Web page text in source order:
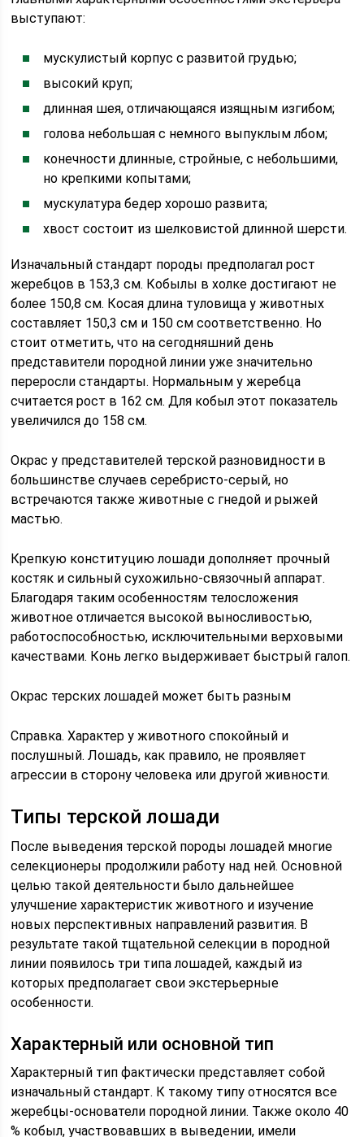
выступают:
мускулистый корпус с развитой грудью;
высокий круп;
длинная шея, отличающаяся изящным изгибом;
голова небольшая с немного выпуклым лбом;
конечности длинные, стройные, с небольшими,
но крепкими копытами;
мускулатура бедер хорошо развита;
хвост состоит из шелковистой длинной шерсти.
Изначальный стандарт породы предполагал рост
жеребцов в 153,3 см. Кобылы в холке достигают не
более 150,8 см. Косая длина туловища у животных
составляет 150,3 см и 150 см соответственно. Но
стоит отметить, что на сегодняшний день
представители породной линии уже значительно
переросли стандарты. Нормальным у жеребца
считается рост в 162 см. Для кобыл этот показатель
увеличился до 158 см.
Окрас у представителей терской разновидности в
большинстве случаев серебристо-серый, но
встречаются также животные с гнедой и рыжей
мастью.
Крепкую конституцию лошади дополняет прочный
костяк и сильный сухожильно-связочный аппарат.
Благодаря таким особенностям телосложения
животное отличается высокой выносливостью,
работоспособностью, исключительными верховыми
качествами. Конь легко выдерживает быстрый галоп.
Окрас терских лошадей может быть разным
Справка. Характер у животного спокойный и
послушный. Лошадь, как правило, не проявляет
агрессии в сторону человека или другой живности.
Типы терской лошади
После выведения терской породы лошадей многие
селекционеры продолжили работу над ней. Основной
целью такой деятельности было дальнейшее
улучшение характеристик животного и изучение
новых перспективных направлений развития. В
результате такой тщательной селекции в породной
линии появилось три типа лошадей, каждый из
которых предполагает свои экстерьерные
особенности.
Характерный или основной тип
Характерный тип фактически представляет собой
изначальный стандарт. К такому типу относятся все
жеребцы-основатели породной линии. Также около 40
% кобыл, участвовавших в выведении, имели